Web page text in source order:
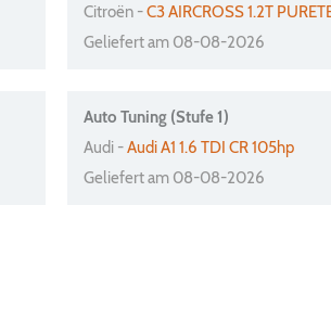
Citroën -C3 AIRCROSS 1.2T
Geliefert am 08-08-2026
Auto Tuning (Stufe 1)
Audi -Audi A1 1.6 TDI CR 105hp
Geliefert am 08-08-2026